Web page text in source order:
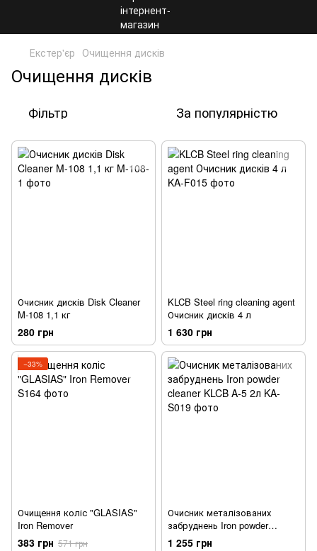
Екстер'єр Очищення дисків
Очищення дисків
Фільтр За популярністю
Очисник дисків Disk Cleaner
M-108 1,1 кг
280 грн
KLCB Steel ring cleaning agent
Очисник дисків 4 л
1 630 грн
−33%
Очищення коліс "GLASIAS"
Iron Remover
383 грн 571 грн
Очисник металізованих
забруднень Iron powder
cleaner KLCB A-5 2л
1 255 грн